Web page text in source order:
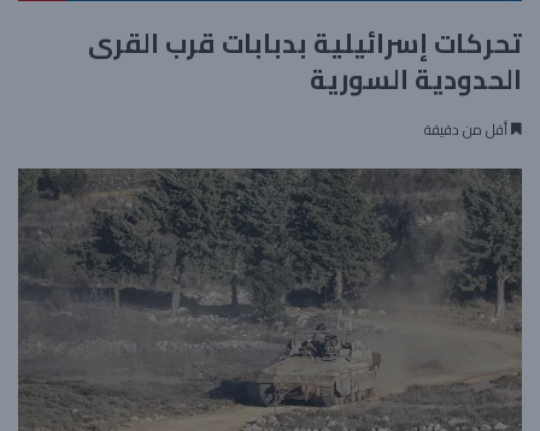
تحركات إسرائيلية بدبابات قرب القرى
الحدودية السورية
أقل من دقيقة